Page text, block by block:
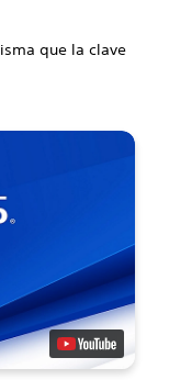
que la clave